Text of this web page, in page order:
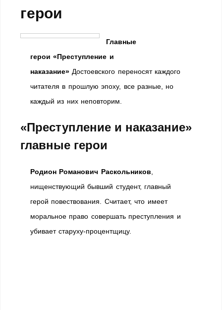
герои
Главные
герои «Преступление и
наказание» Достоевского переносят каждого
читателя в прошлую эпоху, все разные, но
каждый из них неповторим.
«Преступление и наказание»
главные герои
Родион Романович Раскольников
нищенствующий бывший студент, главный
герой повествования. Считает, что имеет
моральное право совершать преступления и
убивает старуху-процентщицу.